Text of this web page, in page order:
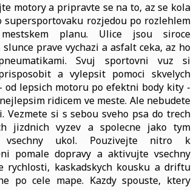
motory a pripravte se na to, az se kola
supersportovaku rozjedou po rozlehlem
planu. Ulice jsou siroce
slunce prave vychazi a asfalt ceka, az ho
Svuj sportovni vuz si
a vylepsit pomoci skvelych
od lepsich motoru po efektni body kity -
ridicem ve meste. Ale nebudete
Vezmete si s sebou sveho psa do trech
jizdnich vyzev a spolecne jako tym
vsechny ukol. Pouzivejte nitro k
pomale dopravy a aktivujte vsechny
rychlosti, kaskadskych kousku a driftu
po cele mape. Kazdy spouste, ktery